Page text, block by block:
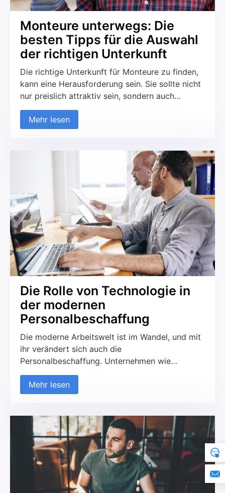
Monteure unterwegs: Die
besten Tipps für die Auswahl
der richtigen Unterkunft
Die richtige Unterkunft für Monteure zu finden,
kann eine Herausforderung sein. Sie sollte nicht
nur preislich attraktiv sein, sondern auch
Komfort und eine praktische Lage bieten.
Besonders wichtig sind ausreichende
Parkmöglichkeiten, gut ausgestattete
Internetverbindung. In diesem Artikel geben wir
Ihnen die besten Tipps, um die perfekte
Unterkunft für Ihre Monteure zu finden und den
Aufenthalt so angenehm wie möglich zu
gestalten.
Mehr lesen
Die Rolle von Technologie in
der modernen
Personalbeschaffung
Die moderne Arbeitswelt ist im Wandel, und mit
ihr verändert sich auch die
Personalbeschaffung. Unternehmen wie
Persowerk stehen vor der Herausforderung, die
besten Talente in einem zunehmend
kompetitiven Umfeld zu finden und zu binden. In
Schlüsselrolle. Sie ermöglicht es, effizientere
Prozesse zu etablieren, die Reichweite zu
erweitern und datengestützte Entscheidungen
Mehr lesen